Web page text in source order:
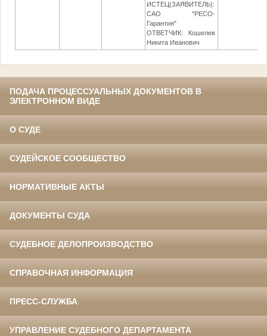
ИСТЕЦ(ЗАЯВИТЕЛЬ):
САО "РЕСО-
Гарантия"
ОТВЕТЧИК: Кошелев
Никита Иванович
ПОДАЧА ПРОЦЕССУАЛЬНЫХ ДОКУМЕНТОВ В
ЭЛЕКТРОННОМ ВИДЕ
О СУДЕ
СУДЕЙСКОЕ СООБЩЕСТВО
НОРМАТИВНЫЕ АКТЫ
ДОКУМЕНТЫ СУДА
СУДЕБНОЕ ДЕЛОПРОИЗВОДСТВО
СПРАВОЧНАЯ ИНФОРМАЦИЯ
ПРЕСС-СЛУЖБА
УПРАВЛЕНИЕ СУДЕБНОГО ДЕПАРТАМЕНТА